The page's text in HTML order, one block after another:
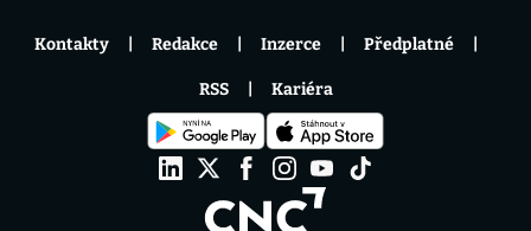
Kontakty Redakce Inzerce Předplatné
RSS Kariéra